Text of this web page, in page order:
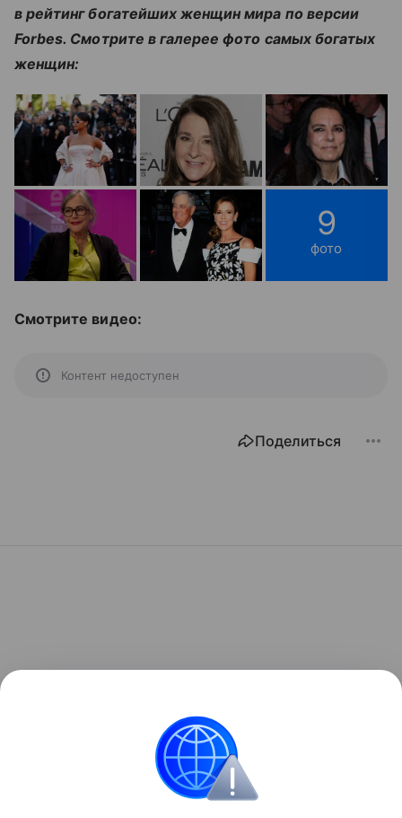
в рейтинг богатейших женщин мира по версии
Forbes. Смотрите в галерее фото самых богатых
женщин:
9
фото
Смотрите видео:
Контент недоступен
Поделиться